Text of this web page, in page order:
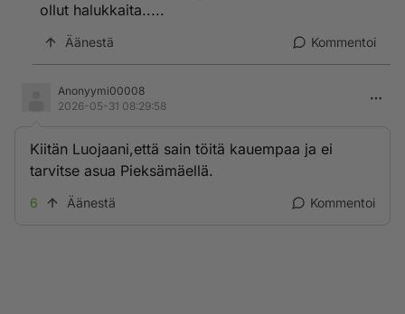
ollut halukkaita.....
Äänestä Kommentoi
Anonyymi00008
2026-05-31 08:29:58
Kiitän Luojaani,että sain töitä kauempaa ja ei
tarvitse asua Pieksämäellä.
6 Äänestä Kommentoi